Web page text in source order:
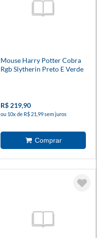
Mouse Harry Potter Cobra
Rgb Slytherin Preto E Verde
R$ 219,90
ou 10x de R$ 21,99 sem juros